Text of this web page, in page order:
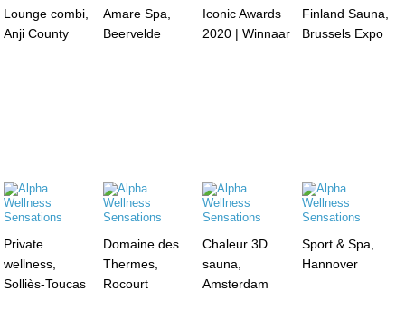
Lounge combi,
Anji County
Amare Spa,
Beervelde
Iconic Awards
2020 | Winnaar
Finland Sauna,
Brussels Expo
Private
wellness,
Solliès-Toucas
Domaine des
Thermes,
Rocourt
Chaleur 3D
sauna,
Amsterdam
Sport & Spa,
Hannover